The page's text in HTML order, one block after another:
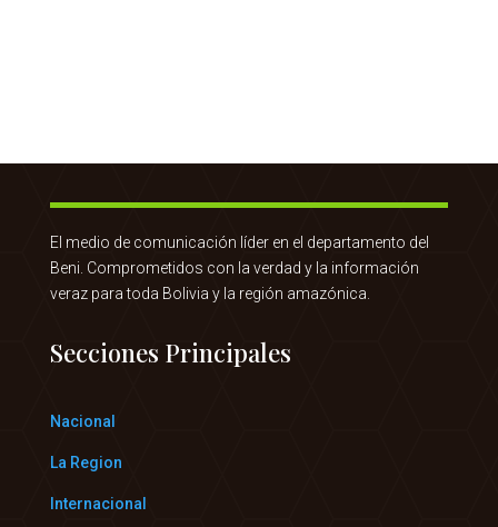
El medio de comunicación líder en el departamento del
Beni. Comprometidos con la verdad y la información
veraz para toda Bolivia y la región amazónica.
Secciones Principales
Nacional
La Region
Internacional